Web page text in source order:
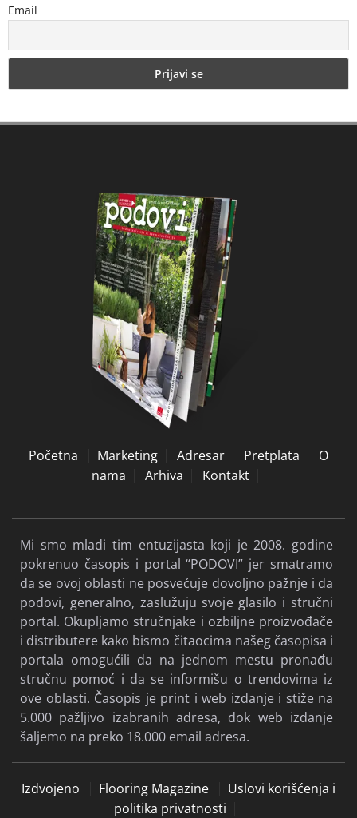
Email
Početna Marketing Adresar Pretplata
O
nama
Arhiva Kontakt
Mi smo mladi tim entuzijasta koji je 2008. godine
pokrenuo časopis i portal “PODOVI” jer smatramo
da se ovoj oblasti ne posvećuje dovoljno pažnje i da
podovi, generalno, zaslužuju svoje glasilo i stručni
portal. Okupljamo stručnjake i ozbiljne proizvođače
i distributere kako bismo čitaocima našeg časopisa i
portala omogućili da na jednom mestu pronađu
stručnu pomoć i da se informišu o trendovima iz
ove oblasti. Časopis je print i web izdanje i stiže na
5.000 pažljivo izabranih adresa, dok web izdanje
šaljemo na preko 18.000 email adresa.
Izdvojeno Flooring Magazine
Uslovi korišćenja i
politika privatnosti